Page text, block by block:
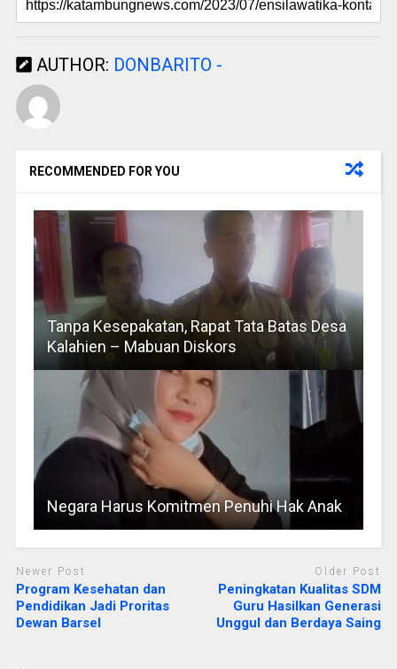
AUTHOR: DONBARITO -
RECOMMENDED FOR YOU
Tanpa Kesepakatan, Rapat Tata Batas Desa
Kalahien – Mabuan Diskors
Negara Harus Komitmen Penuhi Hak Anak
Newer Post
Program Kesehatan dan
Pendidikan Jadi Proritas
Dewan Barsel
Older Post
Peningkatan Kualitas SDM
Guru Hasilkan Generasi
Unggul dan Berdaya Saing